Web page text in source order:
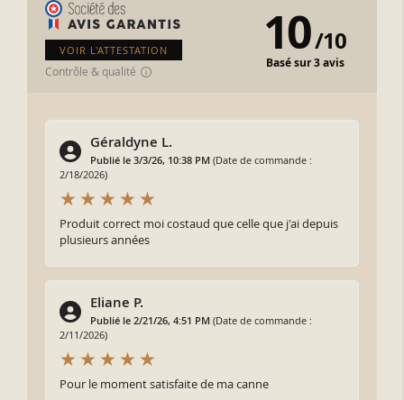
VOIR L'ATTESTATION
Contrôle & qualité
10/10
Basé sur 3 avis
Géraldyne L.
Publié le 3/3/26, 10:38 PM (Date de commande :
2/18/2026)
Produit correct moi costaud que celle que j'ai depuis
plusieurs années
Eliane P.
Publié le 2/21/26, 4:51 PM (Date de commande :
2/11/2026)
Pour le moment satisfaite de ma canne